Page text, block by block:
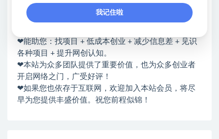
❤本站：本站整合多方资源站，主要面向互联网创业
❤能助您：找项目 + 低成本创业 + 减少信息差 + 见识
各种项目 + 提升网创认知。
❤本站为众多团队提供了重要价值，也为众多创业者
开启网络之门，广受好评！
❤如果您也依存于互联网，欢迎加入本站会员，将尽
早为您提供丰盛价值。祝您前程似锦！
我记住啦